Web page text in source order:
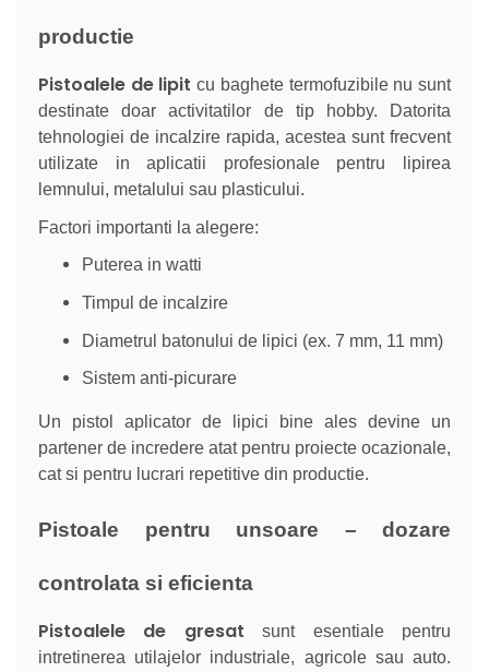
productie
Pistoalele de lipit cu baghete termofuzibile nu sunt
destinate doar activitatilor de tip hobby. Datorita
tehnologiei de incalzire rapida, acestea sunt frecvent
utilizate in aplicatii profesionale pentru lipirea
lemnului, metalului sau plasticului.
Factori importanti la alegere:
Puterea in watti
Timpul de incalzire
Diametrul batonului de lipici (ex. 7 mm, 11 mm)
Sistem anti-picurare
Un pistol aplicator de lipici bine ales devine un
partener de incredere atat pentru proiecte ocazionale,
cat si pentru lucrari repetitive din productie.
Pistoale pentru unsoare – dozare
controlata si eficienta
Pistoalele de gresatsunt esentiale pentru
intretinerea utilajelor industriale, agricole sau auto.